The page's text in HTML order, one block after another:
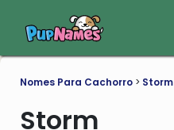
Nomes Para Cachorro > Storm
Storm